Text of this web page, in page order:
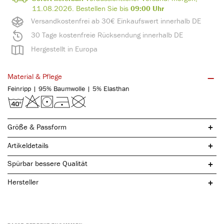
Versandkostenfrei ab 30€ Einkaufswert innerhalb DE
30 Tage kostenfreie Rücksendung innerhalb DE
Hergestellt in Europa
11.08.2026. Bestellen Sie bis 09:00 Uhr
Material & Pflege
Feinripp | 95% Baumwolle | 5% Elasthan
Größe & Passform
Artikeldetails
Spürbar bessere Qualität
Hersteller